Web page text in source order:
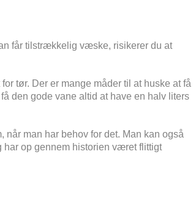
får tilstrækkelig væske, risikerer du at
tør. Der er mange måder til at huske at få
den gode vane altid at have en halv liters
man har behov for det. Man kan også
har op gennem historien været flittigt